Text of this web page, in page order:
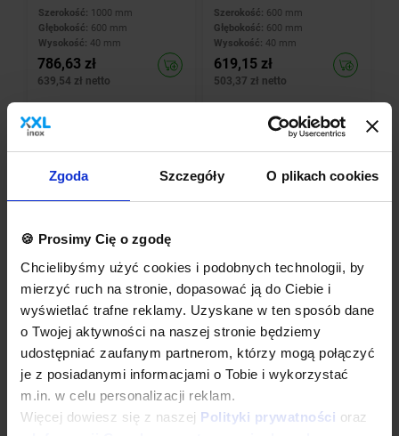
Zgoda Szczegóły O plikach cookies
🍪 Prosimy Cię o zgodę
Chcielibyśmy użyć cookies i podobnych technologii, by
mierzyć ruch na stronie, dopasować ją do Ciebie i
wyświetlać trafne reklamy. Uzyskane w ten sposób dane
o Twojej aktywności na naszej stronie będziemy
udostępniać zaufanym partnerom, którzy mogą połączyć
je z posiadanymi informacjami o Tobie i wykorzystać
m.in. w celu personalizacji reklam.
Więcej dowiesz się z naszej Polityki prywatności oraz
Szerokość: 1000 mm
Głębokość: 600 mm
Wysokość: 40 mm
786,63 zł
639,54 zł netto
Szerokość: 600 mm
Głębokość: 600 mm
Wysokość: 40 mm
619,15 zł
503,37 zł netto
INOXI
Blat roboczy ze stali
nierdzewnej |
1200x600x(h)40 mm
Szerokość:1200 mm
Głębokość:600 mm
Wysokość:
866,93 zł
704,82 zł netto
INOXI
Blat roboczy ze stali
nierdzewnej |
2800x700x(h)40 mm
Szerokość:2800 mm
Głębokość: 700 mm
1.673,01 zł
1.360,17 zł netto